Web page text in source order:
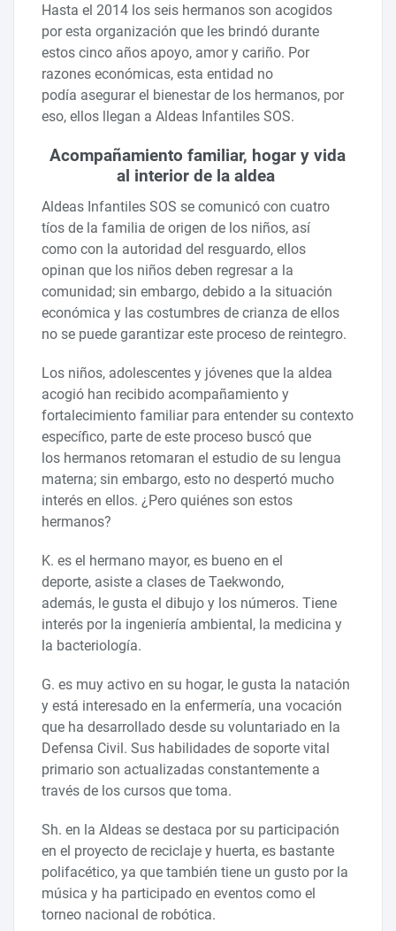
Hasta el 2014 los seis hermanos son acogidos
por esta organización que les brindó durante
estos cinco años apoyo, amor y cariño. Por
razones económicas, esta entidad no
podía asegurar el bienestar de los hermanos, por
eso, ellos llegan a Aldeas Infantiles SOS.
Acompañamiento familiar, hogar y vida
al interior de la aldea
Aldeas Infantiles SOS se comunicó con cuatro
tíos de la familia de origen de los niños, así
como con la autoridad del resguardo, ellos
opinan que los niños deben regresar a la
comunidad; sin embargo, debido a la situación
económica y las costumbres de crianza de ellos
no se puede garantizar este proceso de reintegro.
Los niños, adolescentes y jóvenes que la aldea
acogió han recibido acompañamiento y
fortalecimiento familiar para entender su contexto
específico, parte de este proceso buscó que
los hermanos retomaran el estudio de su lengua
materna; sin embargo, esto no despertó mucho
interés en ellos. ¿Pero quiénes son estos
hermanos?
K. es el hermano mayor, es bueno en el
deporte, asiste a clases de Taekwondo,
además, le gusta el dibujo y los números. Tiene
interés por la ingeniería ambiental, la medicina y
la bacteriología.
G. es muy activo en su hogar, le gusta la natación
y está interesado en la enfermería, una vocación
que ha desarrollado desde su voluntariado en la
Defensa Civil. Sus habilidades de soporte vital
primario son actualizadas constantemente a
través de los cursos que toma.
Sh. en la Aldeas se destaca por su participación
en el proyecto de reciclaje y huerta, es bastante
polifacético, ya que también tiene un gusto por la
música y ha participado en eventos como el
torneo nacional de robótica.